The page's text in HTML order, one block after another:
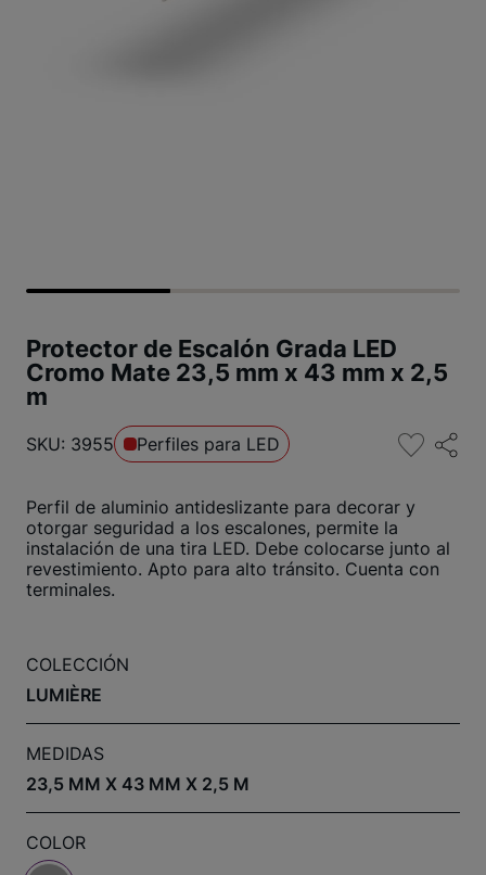
Protector de Escalón Grada LED
Cromo Mate 23,5 mm x 43 mm x 2,5
m
SKU: 3955 Perfiles para LED
Perfil de aluminio antideslizante para decorar y
otorgar seguridad a los escalones, permite la
instalación de una tira LED. Debe colocarse junto al
revestimiento. Apto para alto tránsito. Cuenta con
terminales.
COLECCIÓN
LUMIÈRE
MEDIDAS
23,5 MM X 43 MM X 2,5 M
COLOR